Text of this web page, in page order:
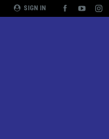
SIGN IN